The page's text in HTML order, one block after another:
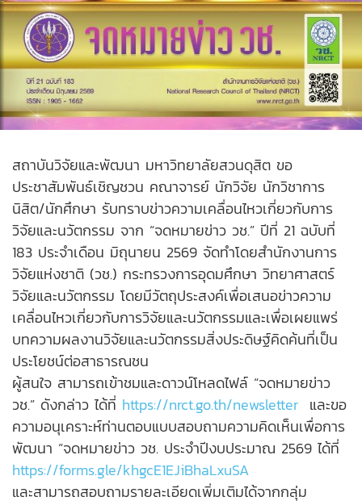
สถาบันวิจัยและพัฒนา มหาวิทยาลัยสวนดุสิต ขอ
ประชาสัมพันธ์เชิญชวน คณาจารย์ นักวิจัย นักวิชาการ
นิสิต/นักศึกษา รับทราบข่าวความเคลื่อนไหวเกี่ยวกับการ
วิจัยและนวัตกรรม จาก “จดหมายข่าว วช.” ปีที่ 21 ฉบับที่
183 ประจำเดือน มิถุนายน 2569 จัดทำโดยสำนักงานการ
วิจัยแห่งชาติ (วช.) กระทรวงการอุดมศึกษา วิทยาศาสตร์
วิจัยและนวัตกรรม โดยมีวัตถุประสงค์เพื่อเสนอข่าวความ
เคลื่อนไหวเกี่ยวกับการวิจัยและนวัตกรรมและเพื่อเผยแพร่
บทความผลงานวิจัยและนวัตกรรมสิ่งประดิษฐ์คิดค้นที่เป็น
ประโยชน์ต่อสาธารณชน
ผู้สนใจ สามารถเข้าชมและดาวน์โหลดไฟล์ “จดหมายข่าว
วช.” ดังกล่าว ได้ที่ https://nrct.go.th/newsletter และขอ
ความอนุเคราะห์ท่านตอบแบบสอบถามความคิดเห็นเพื่อการ
พัฒนา “จดหมายข่าว วช. ประจำปีงบประมาณ 2569 ได้ที่
https://forms.gle/khgcE1EJiBhaLxuSA
และสามารถสอบถามรายละเอียดเพิ่มเติมได้จากกลุ่ม